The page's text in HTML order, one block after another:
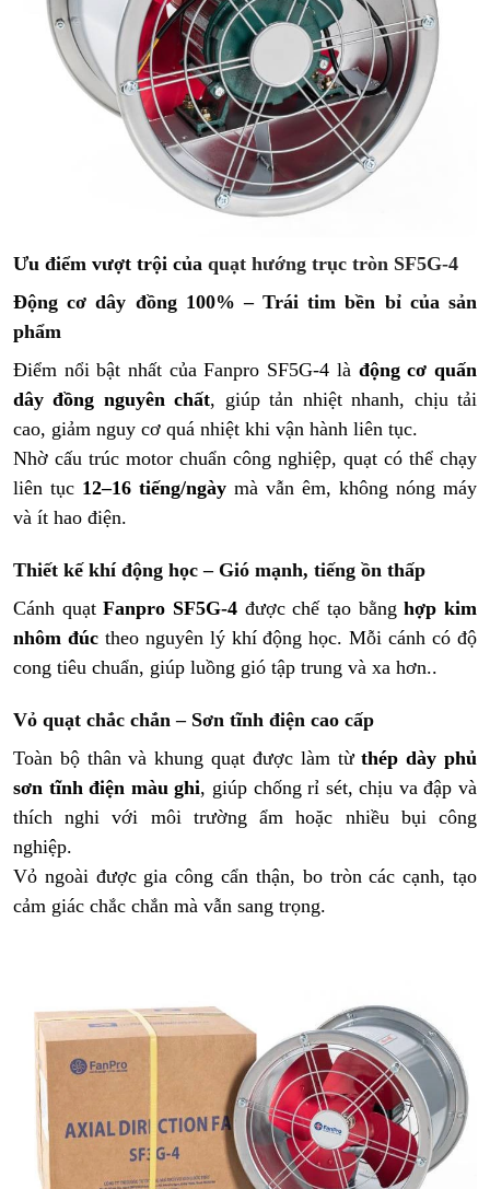
Ưu điểm vượt trội của quạt hướng trục tròn SF5G-4
Động cơ dây đồng 100% – Trái tim bền bỉ của sản
phẩm
Điểm nổi bật nhất của Fanpro SF5G-4 là động cơ quấn
dây đồng nguyên chất, giúp tản nhiệt nhanh, chịu tải
cao, giảm nguy cơ quá nhiệt khi vận hành liên tục.
Nhờ cấu trúc motor chuẩn công nghiệp, quạt có thể chạy
liên tục 12–16 tiếng/ngày mà vẫn êm, không nóng máy
và ít hao điện.
Thiết kế khí động học – Gió mạnh, tiếng ồn thấp
Cánh quạtFanpro SF5G-4 được chế tạo bằnghợp kim
nhôm đúctheo nguyên lý khí động học. Mỗi cánh có độ
cong tiêu chuẩn, giúp luồng gió tập trung và xa hơn..
Vỏ quạt chắc chắn – Sơn tĩnh điện cao cấp
Toàn bộ thân và khung quạt được làm từthép dày phủ
sơn tĩnh điện màu ghi, giúp chống rỉ sét, chịu va đập và
thích nghi với môi trường ẩm hoặc nhiều bụi công
nghiệp.
Vỏ ngoài được gia công cẩn thận, bo tròn các cạnh, tạo
cảm giác chắc chắn mà vẫn sang trọng.